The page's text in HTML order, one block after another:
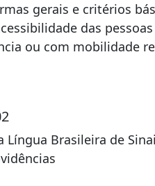
gerais e critérios
das pessoas
ou com mobilidade
Língua Brasileira de